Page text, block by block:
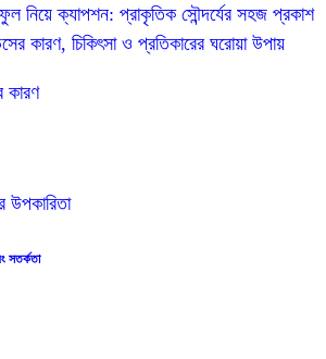
ফুল নিয়ে ক্যাপশন: প্রাকৃতিক সৌন্দর্যের সহজ প্রকাশ
কারণ, চিকিৎসা ও প্রতিকারের ঘরোয়া উপায়
সতর্কতা